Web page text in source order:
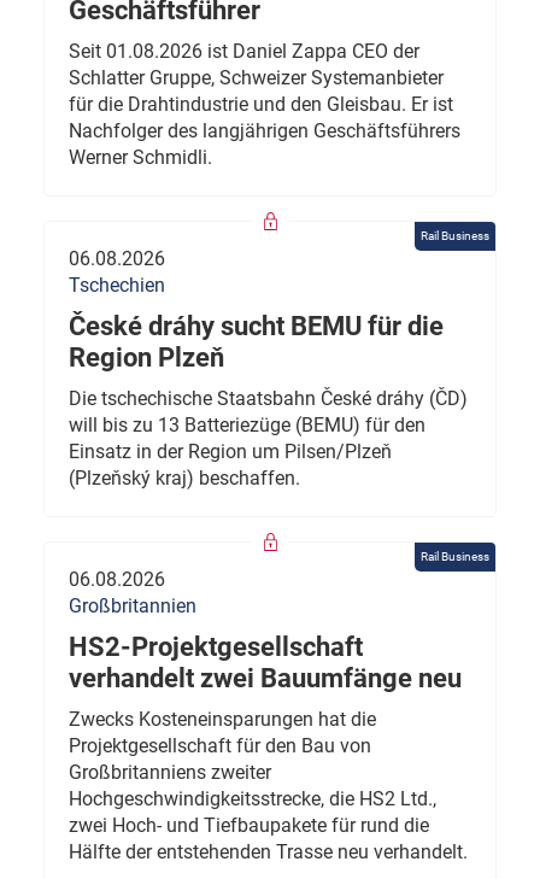
Geschäftsführer
Seit 01.08.2026 ist Daniel Zappa CEO der
Schlatter Gruppe, Schweizer Systemanbieter
für die Drahtindustrie und den Gleisbau. Er ist
Nachfolger des langjährigen Geschäftsführers
Werner Schmidli.
Rail Business
06.08.2026
Tschechien
České dráhy sucht BEMU für die
Region Plzeň
Die tschechische Staatsbahn České dráhy (ČD)
will bis zu 13 Batteriezüge (BEMU) für den
Einsatz in der Region um Pilsen/Plzeň
(Plzeňský kraj) beschaffen.
Rail Business
06.08.2026
Großbritannien
HS2-Projektgesellschaft
verhandelt zwei Bauumfänge neu
Zwecks Kosteneinsparungen hat die
Projektgesellschaft für den Bau von
Großbritanniens zweiter
Hochgeschwindigkeitsstrecke, die HS2 Ltd.,
zwei Hoch- und Tiefbaupakete für rund die
Hälfte der entstehenden Trasse neu verhandelt.